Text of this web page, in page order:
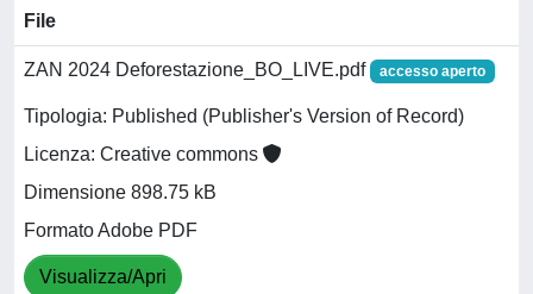
File
ZAN 2024 Deforestazione_BO_LIVE.pdf accesso aperto
Tipologia: Published (Publisher's Version of Record)
Licenza: Creative commons
Dimensione 898.75 kB
Formato Adobe PDF
Visualizza/Apri